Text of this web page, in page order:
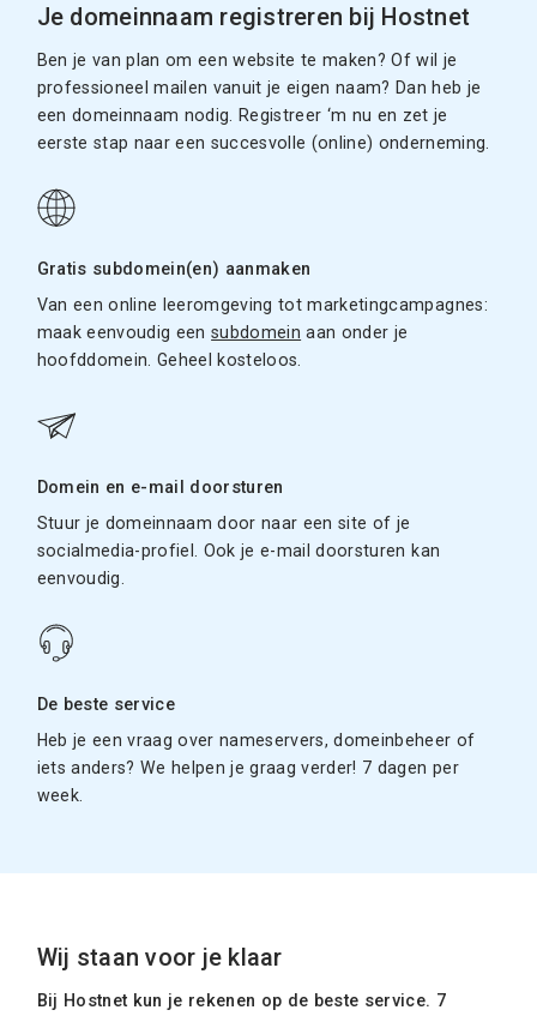
Je domeinnaam registreren bij Hostnet
Ben je van plan om een website te maken? Of wil je
professioneel mailen vanuit je eigen naam? Dan heb je
een domeinnaam nodig. Registreer ‘m nu en zet je
eerste stap naar een succesvolle (online) onderneming.
Gratis subdomein(en) aanmaken
Van een online leeromgeving tot marketingcampagnes:
maak eenvoudig eensubdomein aan onder je
hoofddomein. Geheel kosteloos.
Domein en e-mail doorsturen
Stuur je domeinnaam door naar een site of je
socialmedia-profiel. Ook je e-mail doorsturen kan
eenvoudig.
De beste service
Heb je een vraag over nameservers, domeinbeheer of
iets anders? We helpen je graag verder! 7 dagen per
week.
Wij staan voor je klaar
Bij Hostnet kun je rekenen op de beste service. 7